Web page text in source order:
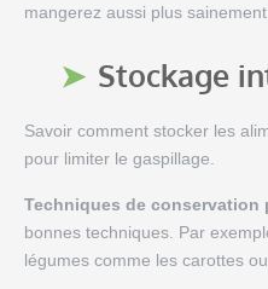
mangerez aussi plus
Stockage
Savoir comment stocker les
pour limiter le gaspillage.
Techniques de conservation
bonnes techniques. Par
légumes comme les carottes